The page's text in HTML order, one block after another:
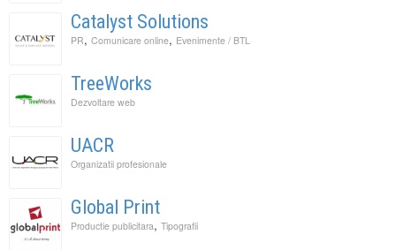
Catalyst Solutions
PR, Comunicare online, Evenimente / BTL
TreeWorks
Dezvoltare web
UACR
Organizatii profesionale
Global Print
Productie publicitara, Tipografii